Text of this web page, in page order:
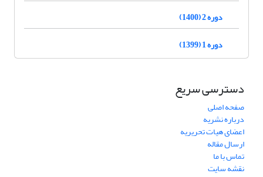
دوره 2 (1400)
دوره 1 (1399)
دسترسی سریع
صفحه اصلی
درباره نشریه
اعضای هیات تحریریه
ارسال مقاله
تماس با ما
نقشه سایت